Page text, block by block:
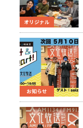
オリジナル
お知らせ